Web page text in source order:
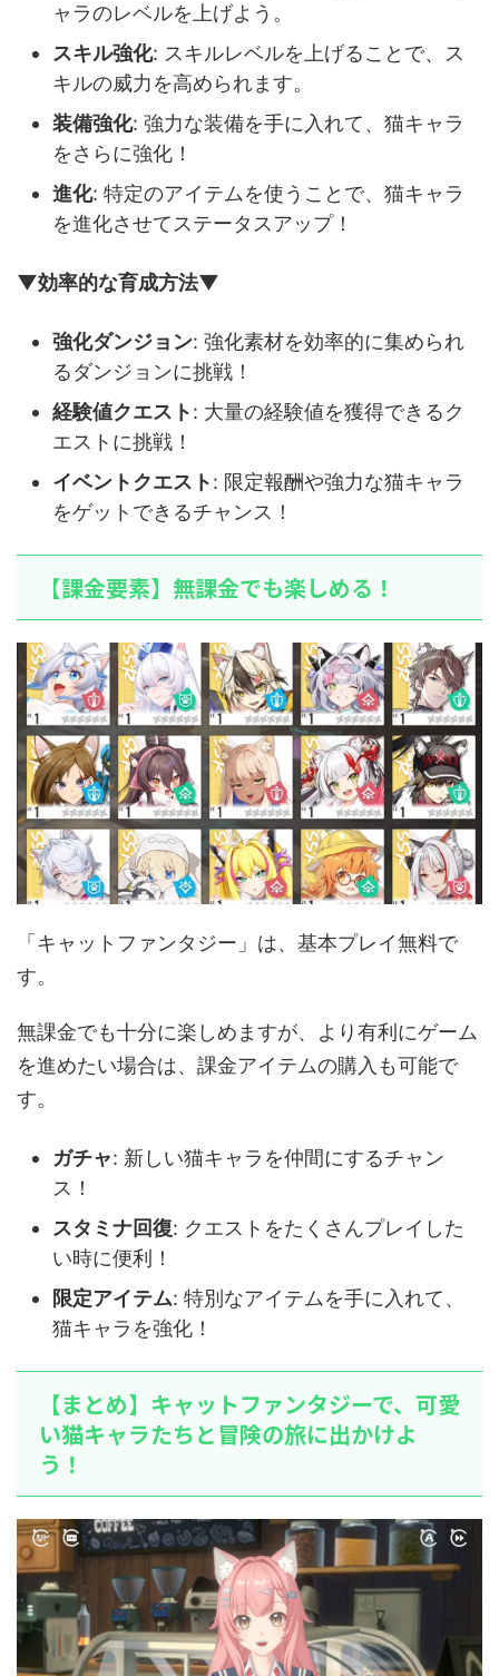
ャラのレベルを上げよう。
スキル強化: スキルレベルを上げることで、ス
キルの威力を高められます。
装備強化: 強力な装備を手に入れて、猫キャラ
をさらに強化！
進化: 特定のアイテムを使うことで、猫キャラ
を進化させてステータスアップ！
▼効率的な育成方法▼
強化ダンジョン: 強化素材を効率的に集められ
るダンジョンに挑戦！
経験値クエスト: 大量の経験値を獲得できるク
エストに挑戦！
イベントクエスト: 限定報酬や強力な猫キャラ
をゲットできるチャンス！
【課金要素】無課金でも楽しめる！
「キャットファンタジー」は、基本プレイ無料で
す。
無課金でも十分に楽しめますが、より有利にゲーム
を進めたい場合は、課金アイテムの購入も可能で
す。
ガチャ: 新しい猫キャラを仲間にするチャン
ス！
スタミナ回復: クエストをたくさんプレイした
い時に便利！
限定アイテム: 特別なアイテムを手に入れて、
猫キャラを強化！
【まとめ】キャットファンタジーで、可愛
い猫キャラたちと冒険の旅に出かけよ
う！